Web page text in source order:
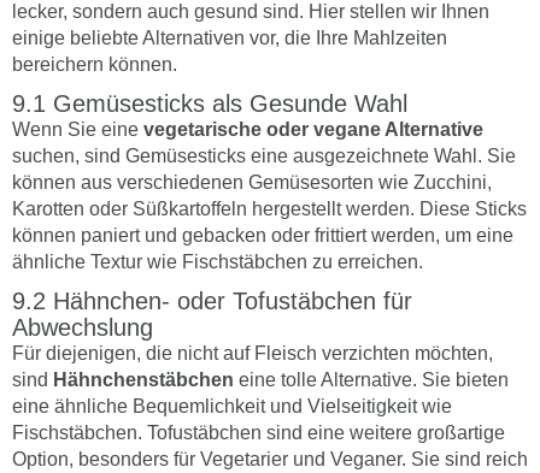
lecker, sondern auch gesund sind. Hier stellen wir Ihnen
einige beliebte Alternativen vor, die Ihre Mahlzeiten
bereichern können.
Gemüsesticks als Gesunde Wahl
Wenn Sie eine vegetarische oder vegane Alternative
suchen, sind Gemüsesticks eine ausgezeichnete Wahl. Sie
können aus verschiedenen Gemüsesorten wie Zucchini,
Karotten oder Süßkartoffeln hergestellt werden. Diese Sticks
können paniert und gebacken oder frittiert werden, um eine
ähnliche Textur wie Fischstäbchen zu erreichen.
Hähnchen- oder Tofustäbchen für
Abwechslung
Für diejenigen, die nicht auf Fleisch verzichten möchten,
sind Hähnchenstäbchen eine tolle Alternative. Sie bieten
eine ähnliche Bequemlichkeit und Vielseitigkeit wie
Fischstäbchen. Tofustäbchen sind eine weitere großartige
Option, besonders für Vegetarier und Veganer. Sie sind reich